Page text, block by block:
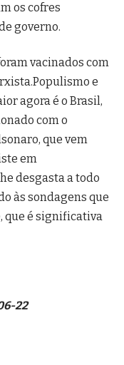
os cofres
governo.
vacinados com
e
agora é o Brasil,
com o
que vem
em
desgasta a todo
às sondagens que
que é significativa
22